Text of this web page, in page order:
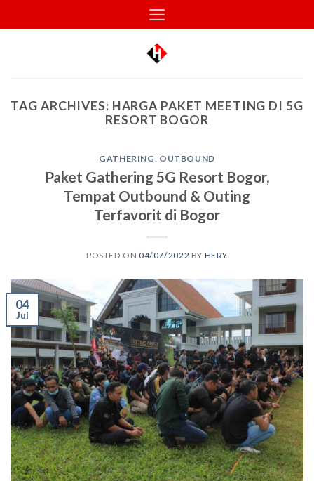
to
TAG ARCHIVES: HARGA PAKET MEETING DI 5G
RESORT BOGOR
GATHERING OUTBOUND
Paket Gathering 5G Resort Bogor,
Tempat Outbound & Outing
Terfavorit di Bogor
POSTED ON04/07/2022 BY HERY
04
Jul